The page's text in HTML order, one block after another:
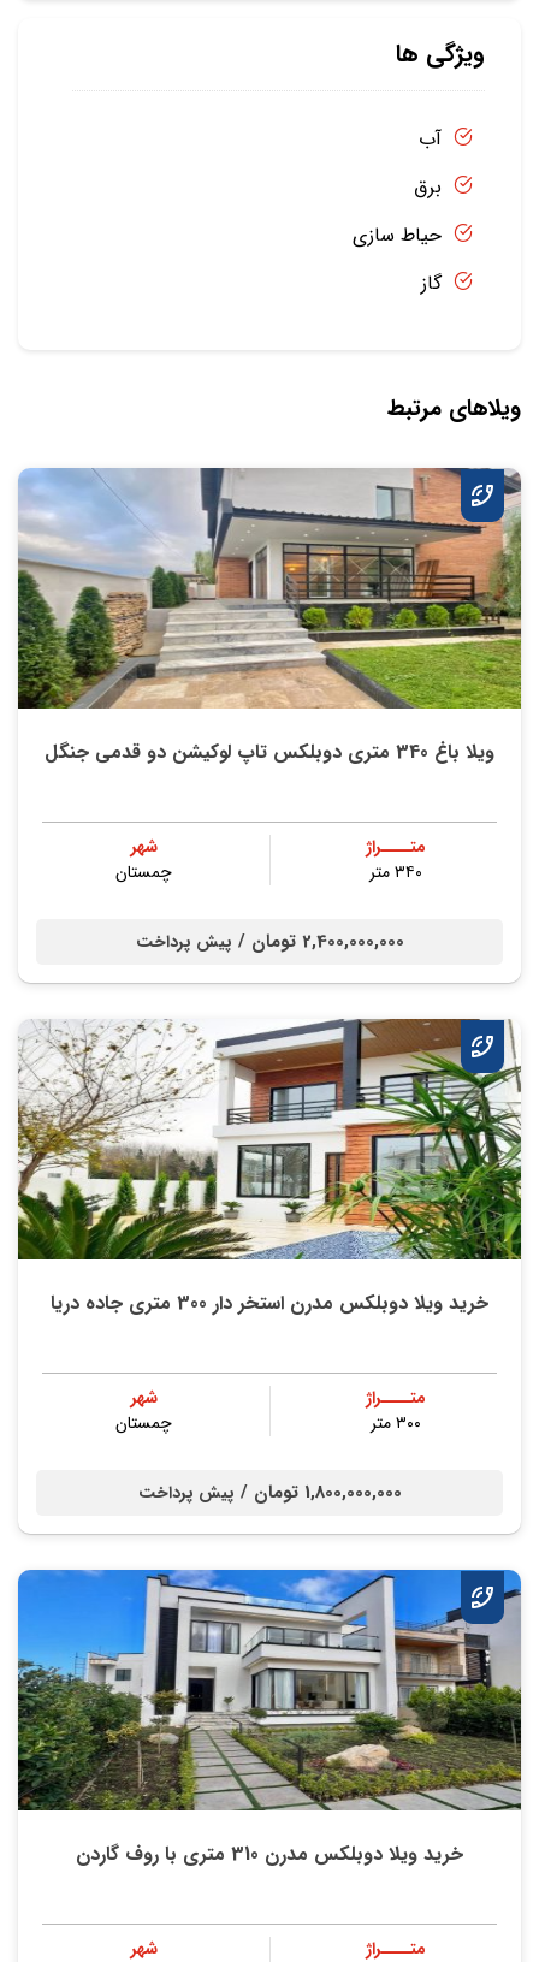
ویژگی ها
آب
برق
حیاط سازی
گاز
ویلاهای مرتبط
ویلا باغ 340 متری دوبلکس تاپ لوکیشن دو قدمی جنگل
متــــراژ
۳۴۰ متر
شهر
چمستان
2,400,000,000 تومان / پیش پرداخت
خرید ویلا دوبلکس مدرن استخر دار 300 متری جاده دریا
متــــراژ
۳۰۰ متر
شهر
چمستان
1,800,000,000 تومان / پیش پرداخت
خرید ویلا دوبلکس مدرن 310 متری با روف گاردن
متــــراژ
شهر